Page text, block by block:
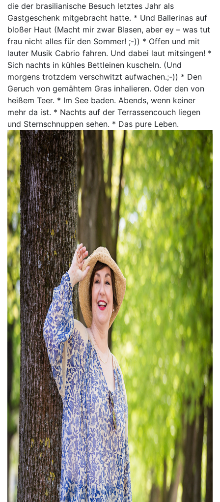
die der brasilianische Besuch letztes Jahr als
Gastgeschenk mitgebracht hatte. * Und Ballerinas auf
bloßer Haut (Macht mir zwar Blasen, aber ey – was tut
frau nicht alles für den Sommer! ;-)) * Offen und mit
lauter Musik Cabrio fahren. Und dabei laut mitsingen! *
Sich nachts in kühles Bettleinen kuscheln. (Und
morgens trotzdem verschwitzt aufwachen.;-)) * Den
Geruch von gemähtem Gras inhalieren. Oder den von
heißem Teer. * Im See baden. Abends, wenn keiner
mehr da ist. * Nachts auf der Terrassencouch liegen
und Sternschnuppen sehen. * Das pure Leben.